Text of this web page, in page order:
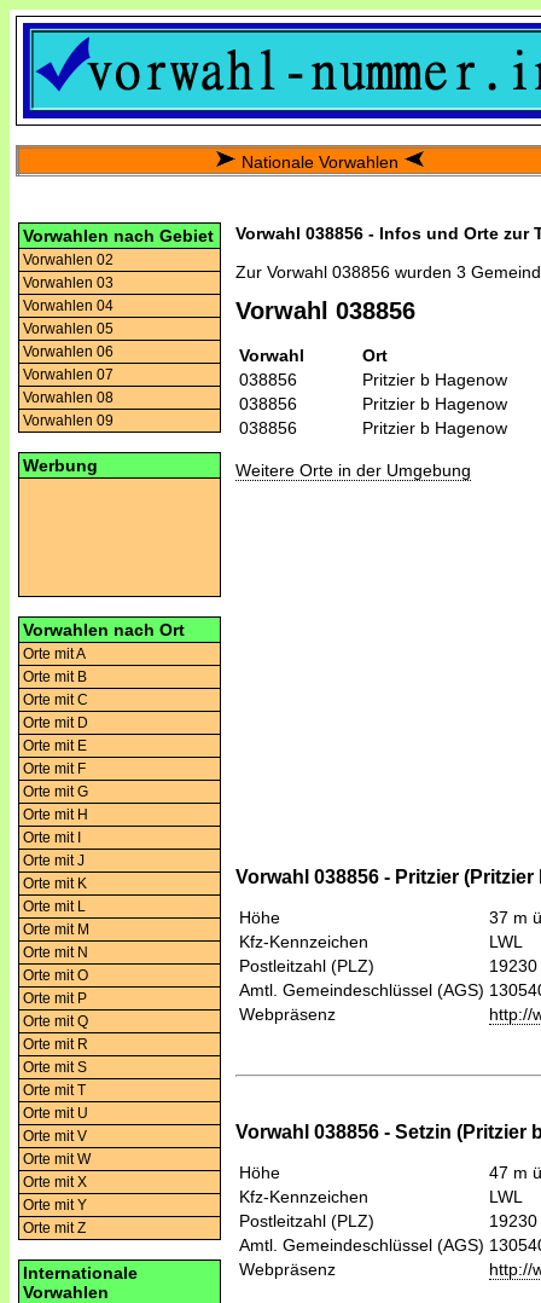
Nationale Vorwahlen
Vorwahlen nach Gebiet
Vorwahlen 02
Vorwahlen 03
Vorwahlen 04
Vorwahlen 05
Vorwahlen 06
Vorwahlen 07
Vorwahlen 08
Vorwahlen 09
Werbung
Vorwahlen nach Ort
Orte mit A
Orte mit B
Orte mit C
Orte mit D
Orte mit E
Orte mit F
Orte mit G
Orte mit H
Orte mit I
Orte mit J
Orte mit K
Orte mit L
Orte mit M
Orte mit N
Orte mit O
Orte mit P
Orte mit Q
Orte mit R
Orte mit S
Orte mit T
Orte mit U
Orte mit V
Orte mit W
Orte mit X
Orte mit Y
Orte mit Z
Internationale
Vorwahlen
Vorwahl 038856 - Infos und Orte zur
Zur Vorwahl 038856 wurden 3
Vorwahl 038856
Vorwahl
Ort
038856
Pritzier b Hagenow
038856
Pritzier b Hagenow
038856
Pritzier b Hagenow
Weitere Orte in der Umgebung
Vorwahl 038856 - Pritzier (Pritzier
Höhe
37 m
Kfz-Kennzeichen
LWL
Postleitzahl (PLZ)
19230
Amtl. Gemeindeschlüssel (AGS)
Webpräsenz
http://
Vorwahl 038856 - Setzin (Pritzier
Höhe
47 m
Kfz-Kennzeichen
LWL
Postleitzahl (PLZ)
19230
Amtl. Gemeindeschlüssel (AGS)
Webpräsenz
http://